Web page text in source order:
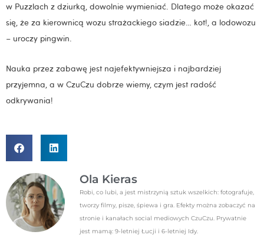
w Puzzlach z dziurką, dowolnie wymieniać. Dlatego może okazać
się, że za kierownicą wozu strażackiego siadzie… kot!, a lodowozu
– uroczy pingwin.
Nauka przez zabawę jest najefektywniejsza i najbardziej
przyjemna, a w CzuCzu dobrze wiemy, czym jest radość
odkrywania!
Ola Kieras
Robi, co lubi, a jest mistrzynią sztuk wszelkich: fotografuje,
tworzy filmy, pisze, śpiewa i gra. Efekty można zobaczyć na
stronie i kanałach social mediowych CzuCzu. Prywatnie
jest mamą: 9-letniej Łucji i 6-letniej Idy.